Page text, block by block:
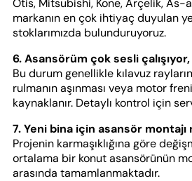
markanın en çok ihtiyaç duyulan
stoklarımızda bulunduruyoruz.
6. Asansörüm çok sesli
Bu durum genellikle kılavuz
rulmanın aşınması veya motor
kaynaklanır. Detaylı kontrol için
7. Yeni bina için asansör
Projenin karmaşıklığına göre
ortalama bir konut asansörünün
arasında tamamlanmaktadır.